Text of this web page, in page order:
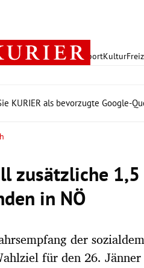
PolitikWirtschaft SportKultur
KURIER als bevorzugte Google-
zusätzliche
in NÖ
der
für den 26. Jänner